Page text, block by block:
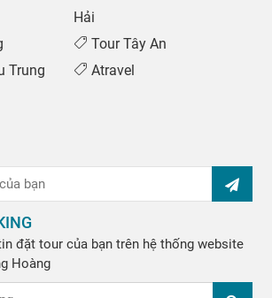
Hải
Tour Tây An
Trung
Atravel
đặt tour của bạn trên hệ thống website
Hoàng